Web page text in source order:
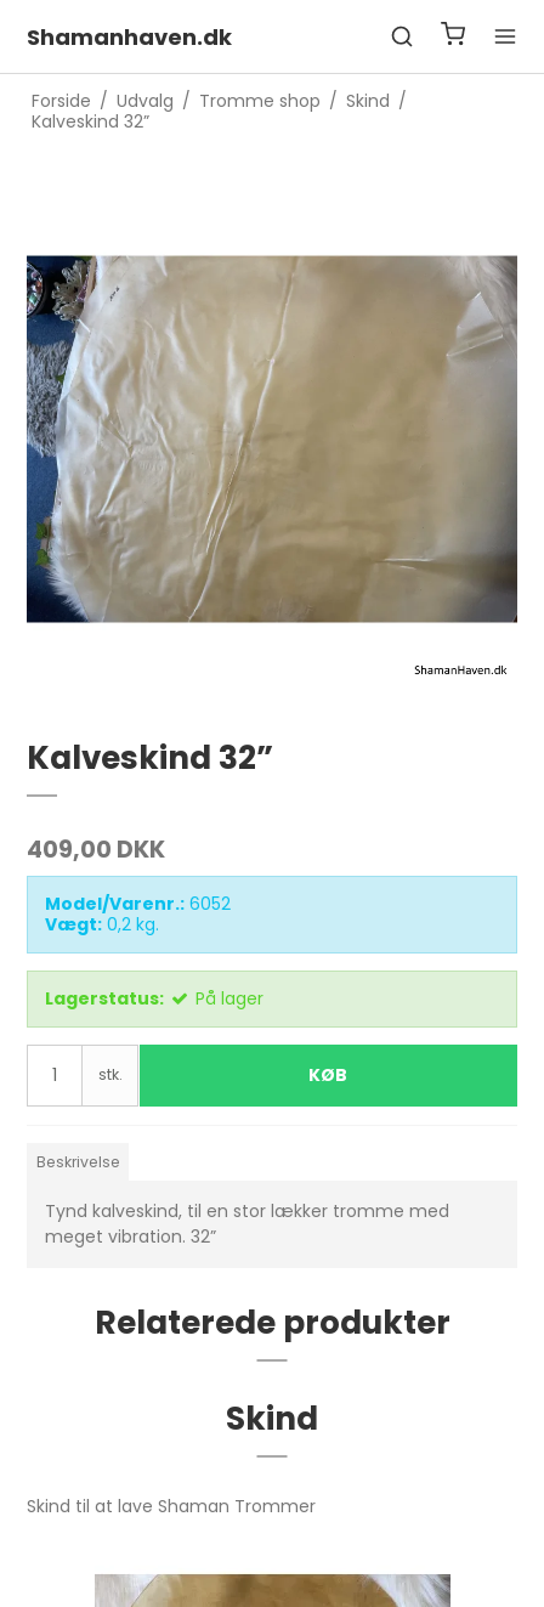
Shamanhaven.dk
Forside / Udvalg / Tromme shop / Skind /
Kalveskind 32”
Kalveskind 32”
409,00 DKK
Model/Varenr.: 6052
Vægt: 0,2 kg.
Lagerstatus: På lager
stk. KØB
Beskrivelse
Tynd kalveskind, til en stor lækker tromme med
meget vibration. 32”
Relaterede produkter
Skind
Skind til at lave Shaman Trommer